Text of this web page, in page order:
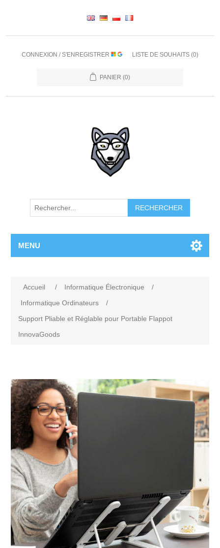
CONNEXION / S'ENREGISTRER LISTE DE SOUHAITS (0)
PANIER (0)
RECHERCHER
MENU
Accueil / Informatique Électronique
/
Informatique Ordinateurs
/
Support Pliable et Réglable pour Portable Flappot
InnovaGoods